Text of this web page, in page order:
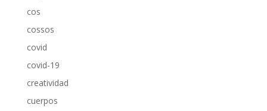
cos
cossos
covid
covid-19
creatividad
cuerpos